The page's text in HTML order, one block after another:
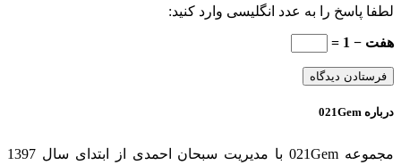
لطفا پاسخ را به عدد انگلیسی وارد کنید:
هفت − 1 =
درباره 021Gem
مجموعه 021Gem با مدیریت سبحان احمدی از ابتدای سال 1397